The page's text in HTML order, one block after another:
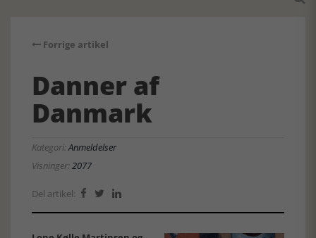
Forrige artikel
Danner af
Danmark
Kategori:Anmeldelser
Visninger:2077
Del artikel:   